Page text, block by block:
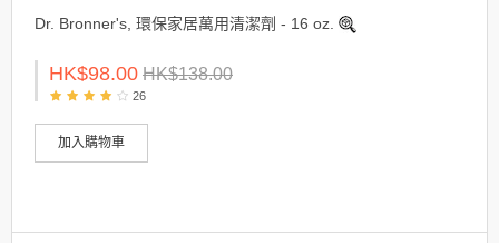
Dr. Bronner's, 環保家居萬用清潔劑 - 16 oz.
HK$98.00 HK$138.00
26
加入購物車